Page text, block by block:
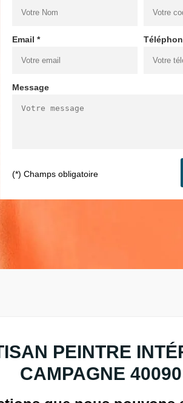
Email *
Message
(*) Champs obligatoire
PEINTRE
CAMPAGNE 40090